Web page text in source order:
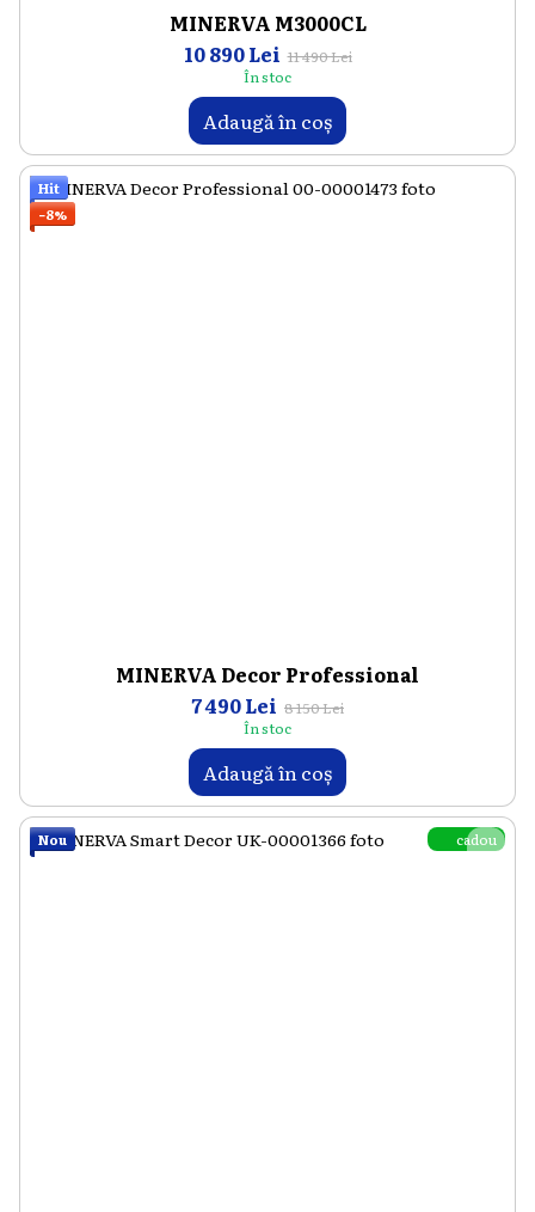
MINERVA M3000CL
10 890 Lei 11 490 Lei
În stoc
Adaugă în coș
Hit
−8%
MINERVA Decor Professional
7 490 Lei 8 150 Lei
În stoc
Adaugă în coș
cadou
Nou